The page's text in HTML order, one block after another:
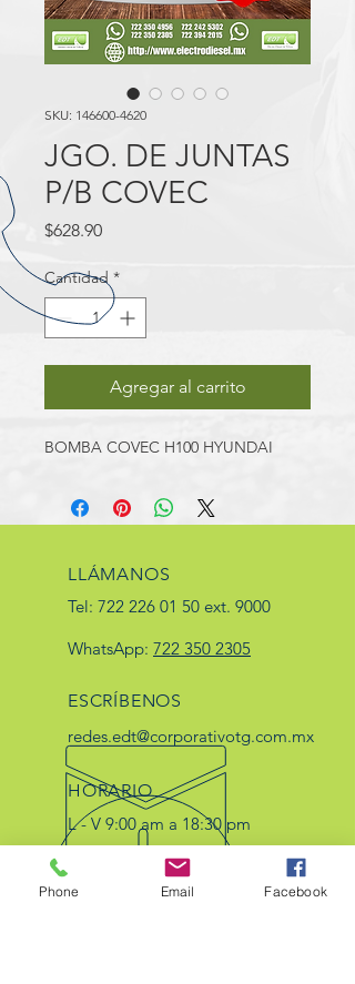
SKU: 146600-4620
JGO. DE JUNTAS
P/B COVEC
$628.90Precio
Cantidad *
Agregar al carrito
BOMBA COVEC H100 HYUNDAI
LLÁMANOS
Tel: 722 226 01 50 ext. 9000
WhatsApp: 722 350 2305
ESCRÍBENOS
redes.edt@corporativotg.com.mx
HORARIO
L - V 9:00 am a 18:30 pm
Sáb 9:00 am a 2:30 pm.
Phone Email Facebook